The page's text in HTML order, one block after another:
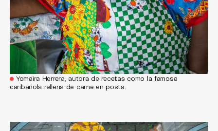
Yomaira Herrera, autora de recetas como la famosa
caribañola rellena de carne en posta.